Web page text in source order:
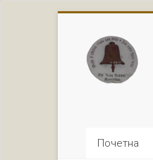
content
Почетна